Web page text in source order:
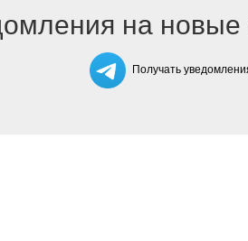
на новые
Получать